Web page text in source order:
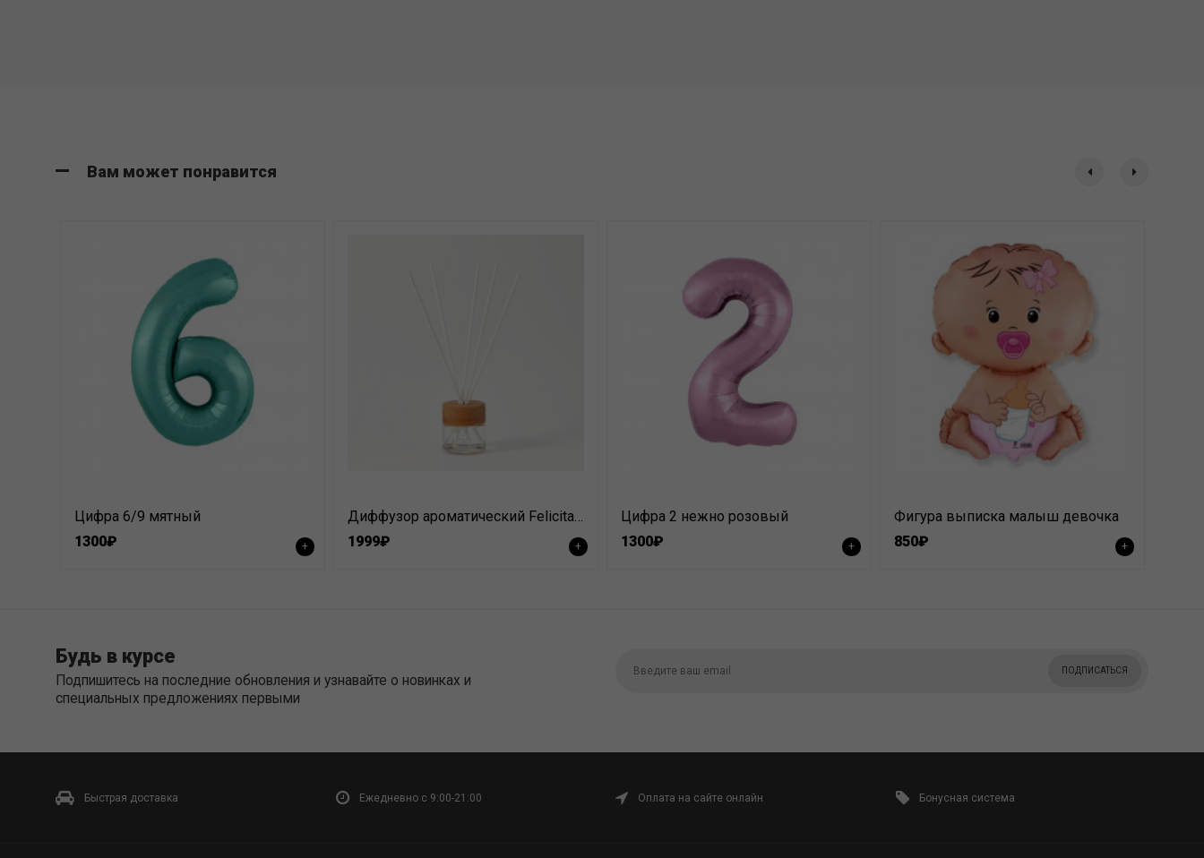
Вам может понравится
Цифра 6/9 мятный
1300₽
+
Диффузор ароматический Felicita 50мл
1999₽
+
Цифра 2 нежно розовый
1300₽
+
Фигура выписка малыш девочка
850₽
+
Будь в курсе
Подпишитесь на последние обновления и узнавайте о новинках и
специальных предложениях первыми
ПОДПИСАТЬСЯ
Быстрая доставка Ежедневно с 9:00-21:00 Оплата на сайте онлайн Бонусная система